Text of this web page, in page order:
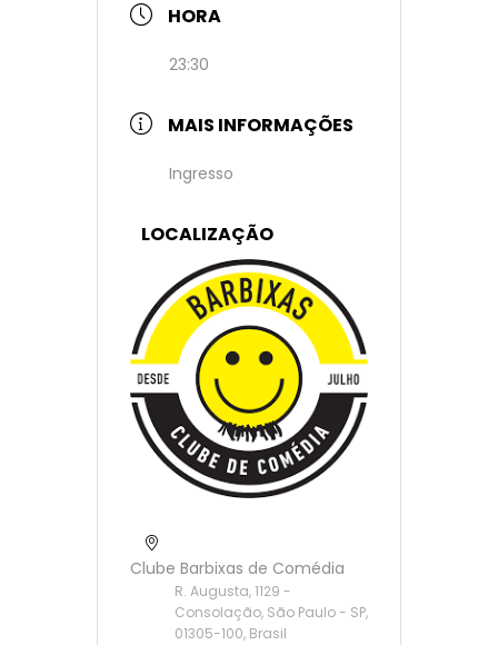
HORA
23:30
MAIS INFORMAÇÕES
Ingresso
LOCALIZAÇÃO
Clube Barbixas de Comédia
R. Augusta, 1129 -
Consolação, São Paulo - SP,
01305-100, Brasil